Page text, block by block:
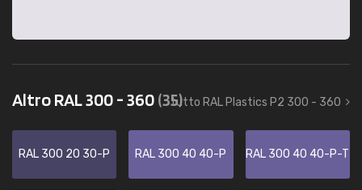
Altro RAL 300 - 360(35)tutto RAL Plastics P2 300 - 360
RAL 300 20 30-P RAL 300 40 40-P RAL 300 40 40-P-T